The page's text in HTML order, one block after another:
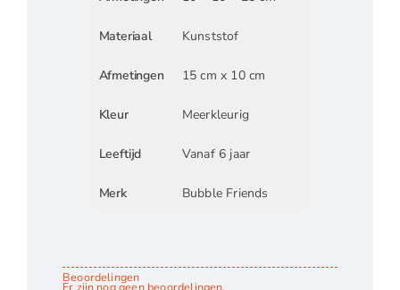
Materiaal Kunststof
Afmetingen 15 cm x 10 cm
Kleur Meerkleurig
Leeftijd Vanaf 6 jaar
Merk Bubble Friends
Beoordelingen